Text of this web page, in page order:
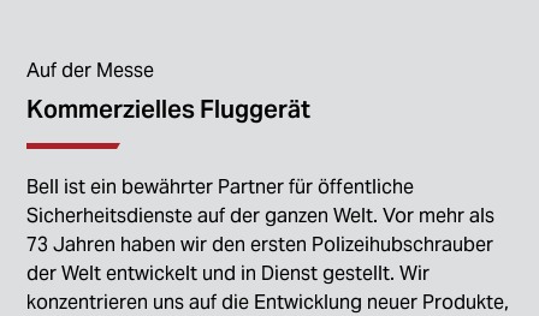
Auf der Messe
Kommerzielles Fluggerät
Bell ist ein bewährter Partner für öffentliche
Sicherheitsdienste auf der ganzen Welt. Vor mehr als
73 Jahren haben wir den ersten Polizeihubschrauber
der Welt entwickelt und in Dienst gestellt. Wir
konzentrieren uns auf die Entwicklung neuer Produkte,